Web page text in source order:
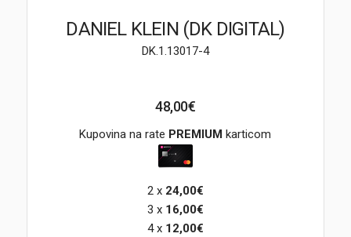
POKLON VAUČER
DANIEL KLEIN (DK DIGITAL)
DK.1.13017-4
48,00€
Kupovina na rate PREMIUM karticom
2 x 24,00€
3 x 16,00€
4 x 12,00€